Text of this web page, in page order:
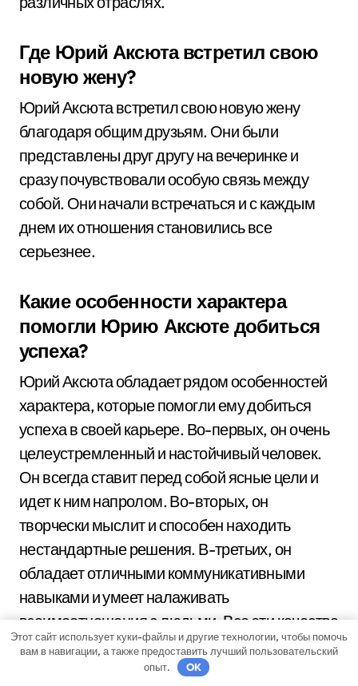
Где Юрий Аксюта встретил свою
новую жену?
Юрий Аксюта встретил свою новую жену
благодаря общим друзьям. Они были
представлены друг другу на вечеринке и
сразу почувствовали особую связь между
собой. Они начали встречаться и с каждым
днем их отношения становились все
серьезнее.
Какие особенности характера
помогли Юрию Аксюте добиться
успеха?
Юрий Аксюта обладает рядом особенностей
характера, которые помогли ему добиться
успеха в своей карьере. Во-первых, он очень
целеустремленный и настойчивый человек.
Он всегда ставит перед собой ясные цели и
идет к ним напролом. Во-вторых, он
творчески мыслит и способен находить
нестандартные решения. В-третьих, он
обладает отличными коммуникативными
навыками и умеет налаживать
взаимоотношения с людьми. Все эти качества
помогли Юрию Аксюте стать успешным
бизнесменом и добиться своей мечты.
Этот сайт использует куки-файлы и другие технологии, чтобы помочь
вам в навигации, а также предоставить лучший пользовательский
опыт.
OK